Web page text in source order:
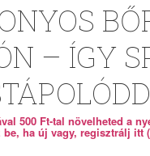
– ÍGY
500 Ft-tal növelheted a
be, ha új vagy, regisztrálj itt